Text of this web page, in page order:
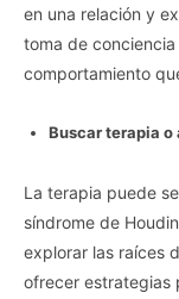
en una relación y
toma de
comportamiento
Buscar terapia o
La terapia puede
síndrome de
explorar las raíces
ofrecer estrategias